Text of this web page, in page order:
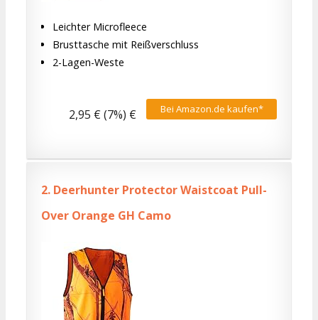
Leichter Microfleece
Brusttasche mit Reißverschluss
2-Lagen-Weste
Bei Amazon.de kaufen*
2,95 € (7%) €
2. Deerhunter Protector Waistcoat Pull-
Over Orange GH Camo